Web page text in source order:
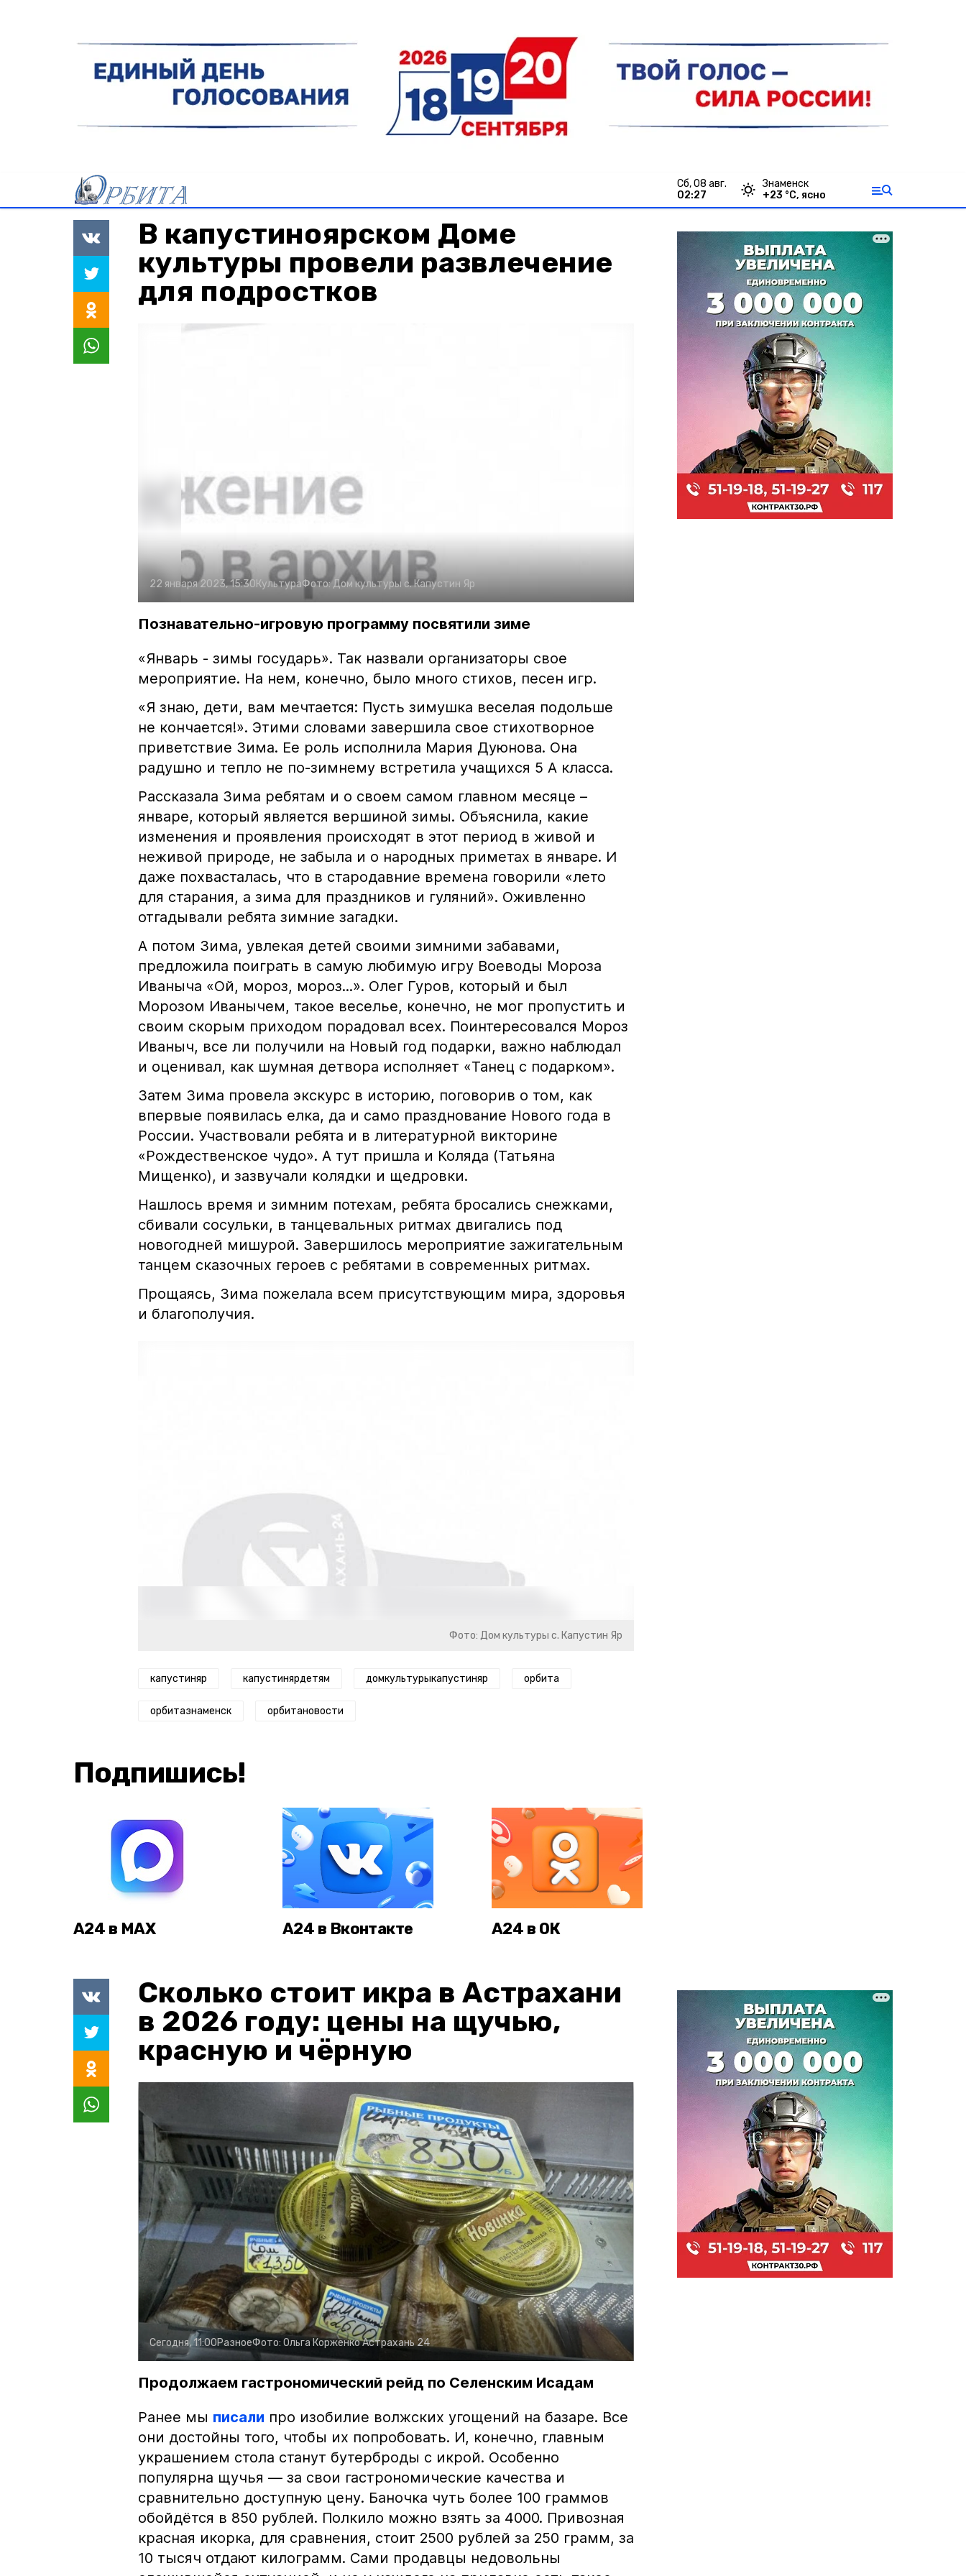
сб, 08 авг.
02:27
Знаменск
+23 °С, ясно
В капустиноярском Доме
культуры провели развлечение
для подростков
22 января 2023, 15:30КультураФото:Дом культуры с. Капустин Яр
Познавательно-игровую программу посвятили зиме
«Январь - зимы государь». Так назвали организаторы свое
мероприятие. На нем, конечно, было много стихов, песен игр.
«Я знаю, дети, вам мечтается: Пусть зимушка веселая подольше
не кончается!». Этими словами завершила свое стихотворное
приветствие Зима. Ее роль исполнила Мария Дуюнова. Она
радушно и тепло не по-зимнему встретила учащихся 5 А класса.
Рассказала Зима ребятам и о своем самом главном месяце –
январе, который является вершиной зимы. Объяснила, какие
изменения и проявления происходят в этот период в живой и
неживой природе, не забыла и о народных приметах в январе. И
даже похвасталась, что в стародавние времена говорили «лето
для старания, а зима для праздников и гуляний». Оживленно
отгадывали ребята зимние загадки.
А потом Зима, увлекая детей своими зимними забавами,
предложила поиграть в самую любимую игру Воеводы Мороза
Иваныча «Ой, мороз, мороз...». Олег Гуров, который и был
Морозом Иванычем, такое веселье, конечно, не мог пропустить и
своим скорым приходом порадовал всех. Поинтересовался Мороз
Иваныч, все ли получили на Новый год подарки, важно наблюдал
и оценивал, как шумная детвора исполняет «Танец с подарком».
Затем Зима провела экскурс в историю, поговорив о том, как
впервые появилась елка, да и само празднование Нового года в
России. Участвовали ребята и в литературной викторине
«Рождественское чудо». А тут пришла и Коляда (Татьяна
Мищенко), и зазвучали колядки и щедровки.
Нашлось время и зимним потехам, ребята бросались снежками,
сбивали сосульки, в танцевальных ритмах двигались под
новогодней мишурой. Завершилось мероприятие зажигательным
танцем сказочных героев с ребятами в современных ритмах.
Прощаясь, Зима пожелала всем присутствующим мира, здоровья
и благополучия.
Фото: Дом культуры с. Капустин Яр
капустиняр капустинярдетям домкультурыкапустиняр орбита
орбитазнаменск орбитановости
Подпишись!
А24 в MAX А24 в Вконтакте А24 в ОК
Сколько стоит икра в Астрахани
в 2026 году: цены на щучью,
красную и чёрную
Сегодня, 11:00РазноеФото: Ольга КорженкоАстрахань 24
Продолжаем гастрономический рейд по Селенским Исадам
Ранее мы писали про изобилие волжских угощений на базаре. Все
они достойны того, чтобы их попробовать. И, конечно, главным
украшением стола станут бутерброды с икрой. Особенно
популярна щучья — за свои гастрономические качества и
сравнительно доступную цену. Баночка чуть более 100 граммов
обойдётся в 850 рублей. Полкило можно взять за 4000. Привозная
красная икорка, для сравнения, стоит 2500 рублей за 250 грамм, за
10 тысяч отдают килограмм. Сами продавцы недовольны